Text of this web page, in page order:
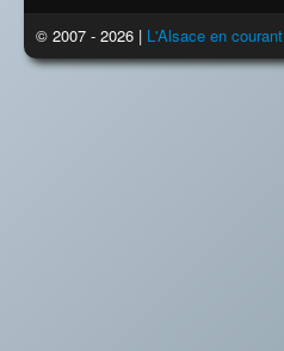
© 2007 - 2026 | L'Alsace en courant